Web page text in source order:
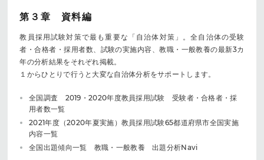
第３章 資料編
教員採用試験対策で最も重要な「自治体対策」。全自治体の受験
者・合格者・採用者数、試験の実施内容、教職・一般教養の最新3カ
年の分析結果をそれぞれ掲載。
１からひとりで行うと大変な自治体分析をサポートします。
全国調査 2019・2020年度教員採用試験 受験者・合格者・採
用者数一覧
2021年度（2020年夏実施）教員採用試験65都道府県市全国実施
内容一覧
全国出題傾向一覧 教職・一般教養 出題分析Navi